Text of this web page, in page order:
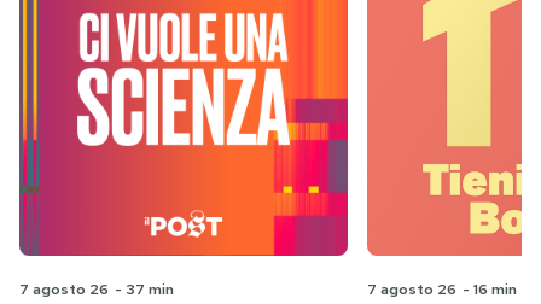
7 agosto 26 - 37 min 7 agosto 26 - 16 min